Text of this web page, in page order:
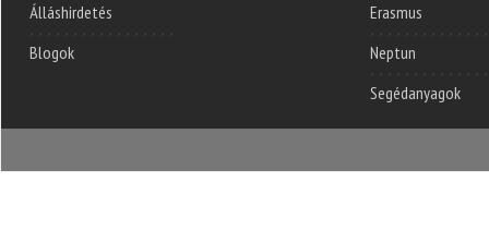
Álláshirdetés
Blogok
Erasmus
Neptun
Segédanyagok